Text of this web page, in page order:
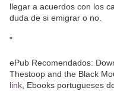
llegar a acuerdos con los
duda de si emigrar o no.
"
ePub Recomendados:
Thestoop and the Black
link, Ebooks portugueses